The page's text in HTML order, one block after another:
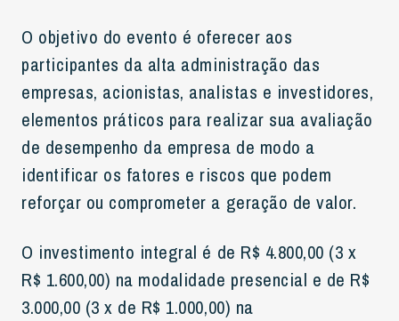
O objetivo do evento é oferecer aos
participantes da alta administração das
empresas, acionistas, analistas e investidores,
elementos práticos para realizar sua avaliação
de desempenho da empresa de modo a
identificar os fatores e riscos que podem
reforçar ou comprometer a geração de valor.
O investimento integral é de R$ 4.800,00 (3 x
R$ 1.600,00) na modalidade presencial e de R$
3.000,00 (3 x de R$ 1.000,00) na